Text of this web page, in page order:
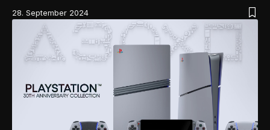
28. September 2024